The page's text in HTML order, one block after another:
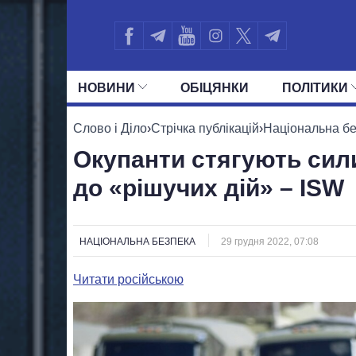
НОВИНИ ОБIЦЯНКИ ПОЛIТИКИ
УСІ ПОЛІТИКИ ПРЕЗИДЕНТ І
Слово і Діло›Стрічка публікацій›Національна
Окупанти стягують
до «рішучих дій» – ISW
НАЦІОНАЛЬНА БЕЗПЕКА 29 грудня 2022, 07:08
Читати російською